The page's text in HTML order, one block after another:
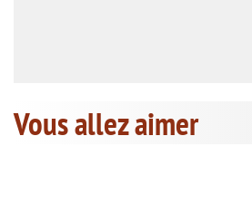
Vous allez aimer